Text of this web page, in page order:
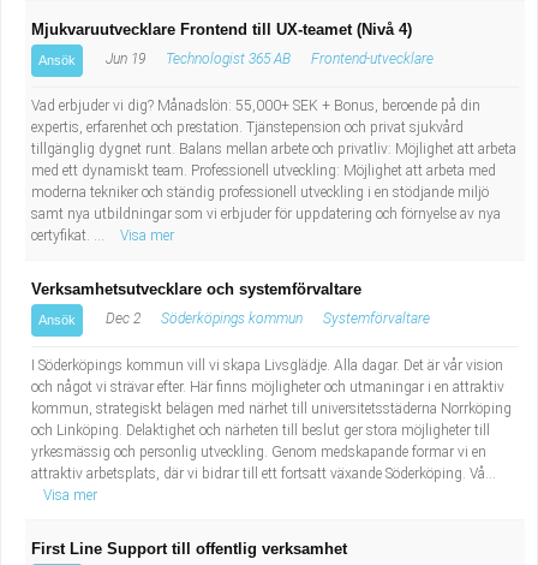
Naturvetenskapligt arbete
Pedagogiskt arbete
Sanering och renhållning
Socialt arbete
Tekniskt arbete
Transport
Läkarsekreterare/Vårdadmin/Medicinsk
sekreterare
Lastbilsförare m.fl.
Fastighetsskötare
Brevbärare
Sjuksköterska, grundutbildad
Kock, storhushåll
Undersköterska, vård- o specialavd. o mottagning
Bibliotekarie
Mjukvaruutvecklare Frontend till UX-teamet (Nivå 4)
Ansök Jun 19 Technologist 365 AB Frontend-utvecklare
Vad erbjuder vi dig? Månadslön: 55,000+ SEK + Bonus, beroende på din
expertis, erfarenhet och prestation. Tjänstepension och privat sjukvård
tillgänglig dygnet runt. Balans mellan arbete och privatliv: Möjlighet att arbeta
med ett dynamiskt team. Professionell utveckling: Möjlighet att arbeta med
moderna tekniker och ständig professionell utveckling i en stödjande miljö
samt nya utbildningar som vi erbjuder för uppdatering och förnyelse av nya
certyfikat. ...
Visa mer
Verksamhetsutvecklare och systemförvaltare
Ansök Dec 2 Söderköpings kommun Systemförvaltare
I Söderköpings kommun vill vi skapa Livsglädje. Alla dagar. Det är vår vision
och något vi strävar efter. Här finns möjligheter och utmaningar i en attraktiv
kommun, strategiskt belägen med närhet till universitetsstäderna Norrköping
och Linköping. Delaktighet och närheten till beslut ger stora möjligheter till
yrkesmässig och personlig utveckling. Genom medskapande formar vi en
attraktiv arbetsplats, där vi bidrar till ett fortsatt växande Söderköping. Vå...
Visa mer
First Line Support till offentlig verksamhet